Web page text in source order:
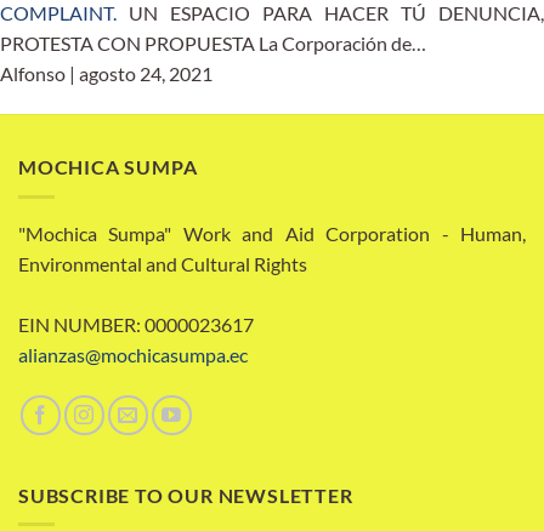
COMPLAINT. UN ESPACIO PARA HACER TÚ DENUNCIA,
PROTESTA CON PROPUESTA La Corporación de…
Alfonso | agosto 24, 2021
MOCHICA SUMPA
"Mochica Sumpa" Work and Aid Corporation - Human,
Environmental and Cultural Rights
EIN NUMBER: 0000023617
alianzas@mochicasumpa.ec
SUBSCRIBE TO OUR NEWSLETTER